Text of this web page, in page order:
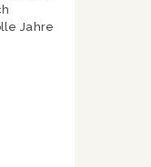
Jahre